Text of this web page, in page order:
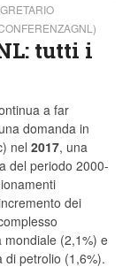
tutti i
a far
domanda in
nel 2017, una
del periodo 2000-
dei
(2,1%) e
di petrolio (1,6%).